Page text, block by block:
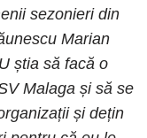
sezonieri din
Marian
știa să facă o
Malaga și să se
și dețin